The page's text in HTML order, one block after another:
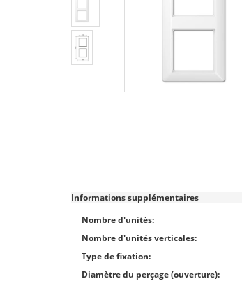
Informations supplémentaires
Nombre d'unités:
Nombre d'unités verticales:
Type de fixation:
Diamètre du perçage (ouverture):